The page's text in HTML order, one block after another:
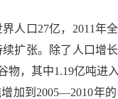
人口27亿，2011年
扩张。除了人口增
物，其中1.19亿吨进
加到2005—2010年